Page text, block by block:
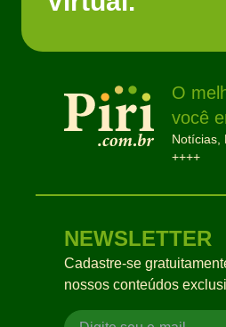
O
você
Notícias,
++++
NEWSLETTER
Cadastre-se
nossos conteúdos